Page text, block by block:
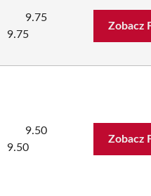
9.75
9.75
Zobacz
9.50
9.50
Zobacz